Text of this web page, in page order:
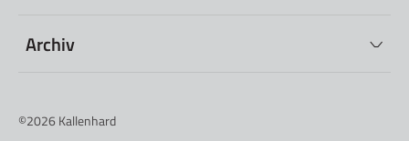
Archiv
©2026 Kallenhard